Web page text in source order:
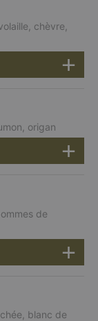
chèvre,
origan
de
blanc de